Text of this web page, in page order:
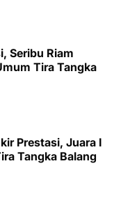
Seribu Riam
Tira Tangka
Prestasi, Juara I
Tangka Balang